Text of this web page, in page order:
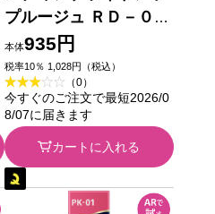
プルージュ ＲＤ－０２
カネボウ化粧品
本体935円
税率10％ 1,028円（税込）
（0）
今すぐのご注文で最短2026/0
8/07に届きます
カートに入れる